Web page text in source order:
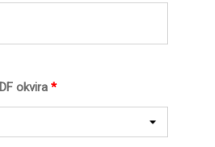
*
okvira